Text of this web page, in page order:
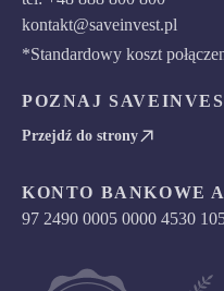
kontakt@saveinvest.pl
*Standardowy koszt
POZNAJ
Przejdź do strony
KONTO BANKOWE
97 2490 0005 0000 4530